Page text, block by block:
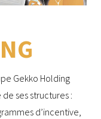
Gekko Holding
ses structures :
d’incentive,